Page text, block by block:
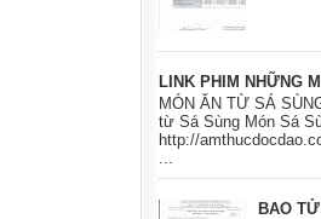
LINK PHIM NHỮNG
MÓN ĂN TỪ SÁ
từ Sá Sùng Món Sá
http://
BAO